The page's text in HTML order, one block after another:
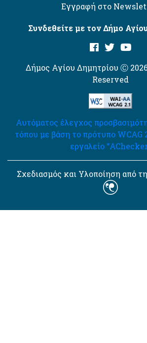
Εγγραφή στο
Συνδεθείτε με τον Δήμο
Δήμος Αγίου Δημητρίου Ⓒ
Reserved
Αυτόματος έλεγχος
τόπου με βάση το πρότυπο WCAG
εργαλείο
Σχεδιασμός και Υλοποίηση από